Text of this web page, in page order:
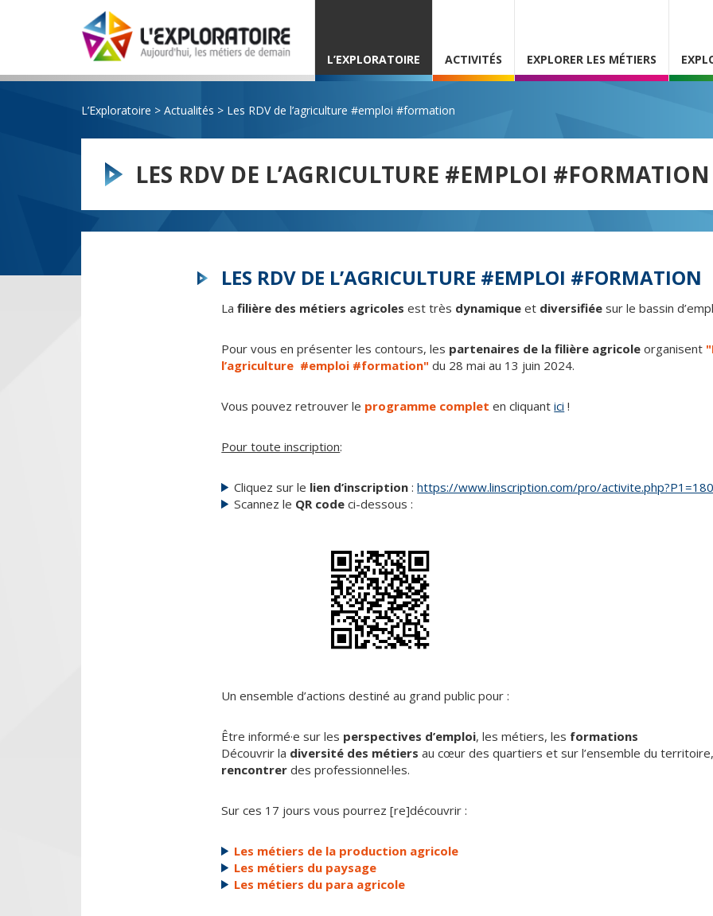
L’EXPLORATOIRE ACTIVITÉS EXPLORER LES MÉTIERS
L’Exploratoire > Actualités > Les RDV de l’agriculture #emploi #formation
LES RDV DE L’AGRICULTURE #EMPLOI #FORMATION
LES RDV DE L’AGRICULTURE #EMPLOI #FORMATION
Lafilière des métiers agricoles est très dynamique et diversifiée sur le bassin
Pour vous en présenter les contours, les partenaires de la filière agricole organisent
l’agriculture #emploi #formation" du 28 mai au 13 juin 2024.
Vous pouvez retrouver le programme complet en cliquantici !
Pour toute inscription:
Cliquez sur le lien d’inscription :https://www.linscription.com/pro/
Scannez le QR code ci-dessous :
Un ensemble d’actions destiné au grand public pour :
Être informé·e sur les perspectives d’emploi, les métiers, les formations
Découvrir la diversité des métiers au cœur des quartiers et sur l’ensemble du
rencontrer des professionnel·les.
Sur ces 17 jours vous pourrez [re]découvrir :
Les métiers de la production agricole
Les métiers du paysage
Les métiers du para agricole